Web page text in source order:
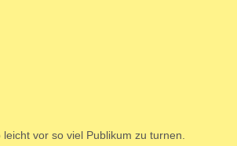
vor so viel Publikum zu turnen.